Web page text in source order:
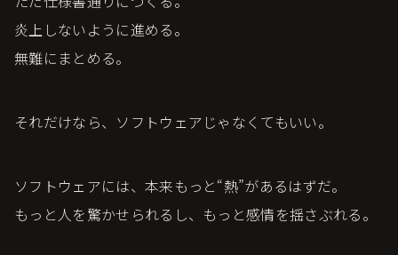
炎上しないように進める。
無難にまとめる。
それだけなら、ソフトウェアじゃなくてもいい。
ソフトウェアには、本来もっと“熱”があるはずだ。
もっと人を驚かせられるし、もっと感情を揺さぶれる。